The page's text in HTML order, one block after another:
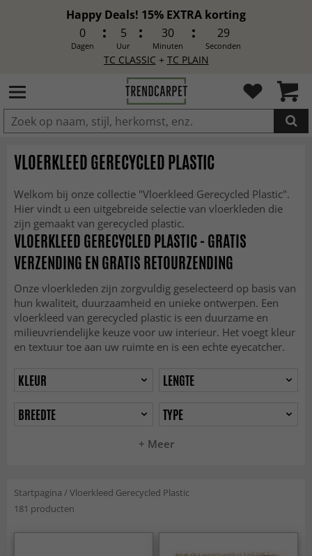
Happy Deals! 15% EXTRA korting
0
Dagen
5
Uur
30
Minuten
27
Seconden
TC CLASSIC + TC PLAIN
IN DE WINKELWAGEN GELEGD
VLOERKLEED GERECYCLED PLASTIC
Welkom bij onze collectie "Vloerkleed Gerecycled Plastic".
Hier vindt u een uitgebreide selectie van vloerkleden die
zijn gemaakt van gerecycled plastic.
VLOERKLEED GERECYCLED PLASTIC - GRATIS
VERZENDING EN GRATIS RETOURZENDING
Onze vloerkleden zijn zorgvuldig geselecteerd op basis van
hun kwaliteit, duurzaamheid en unieke ontwerpen. Een
vloerkleed van gerecycled plastic is een duurzame en
milieuvriendelijke keuze voor uw interieur. Het voegt kleur
en textuur toe aan uw ruimte en is een echte eyecatcher.
+ Meer
KLEUR
LENGTE
BREEDTE
TYPE
Startpagina /Vloerkleed Gerecycled Plastic
181 producten